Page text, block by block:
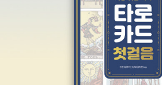
다고나 할까. 하지만 레베카 솔닛은 참 정
걸 하는 자신의 모습을 그려내고 있다. 그
랬다. 6. 전쟁은 여자의 얼굴을 하지
시예비치) 노벨상 탔다고 무조건 좋아라
만 이 책은, 에세이라 하기에도 인문학이
어서 좋았음.그리고 또 쉬면서 마스터키
한번 훑어본 재미? 최근 산 만화책 중 가
복기하고 복기하는 캐릭터 그림때문에 자
지만.잘 만든 책임엔 분명하다.아, 또 뭔가
중요하게 나온다. 이 시대를 다룬 시대물
얼마전에 크롬웰을 주인공으로 다룬 부
다. 절대로 두 번 이상 읽어야겠다. 생각하
장들과 장면들이 그렇다. 그 후에 읽은 프
면 언제?>에도 헨리 8세 이야기가 얼핏